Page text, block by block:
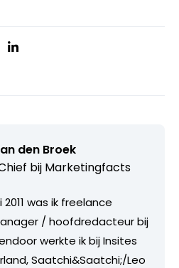
den Broek
bij Marketingfacts
was ik freelance
/ hoofdredacteur bij
werkte ik bij Insites
Saatchi&Saatchi;/Leo